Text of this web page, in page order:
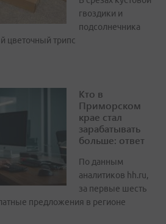
гвоздики и
подсолнечника
цветочный трипс
Кто в
Приморском
крае стал
зарабатывать
больше: ответ
По данным
аналитиков hh.ru,
за первые шесть
предложения в регионе